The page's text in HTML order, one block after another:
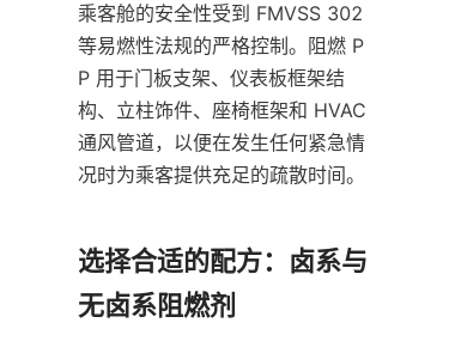
乘客舱的安全性受到 FMVSS 302
等易燃性法规的严格控制。阻燃 P
P 用于门板支架、仪表板框架结
构、立柱饰件、座椅框架和 HVAC
通风管道，以便在发生任何紧急情
况时为乘客提供充足的疏散时间。
选择合适的配方：卤系与
无卤系阻燃剂